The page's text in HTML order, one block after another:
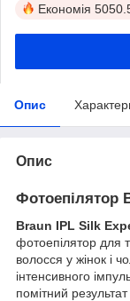
Економія
Опис
Опис
Фотоепілятор
Braun IPL Silk
фотоепілятор для
волосся у жінок і
інтенсивного
помітний